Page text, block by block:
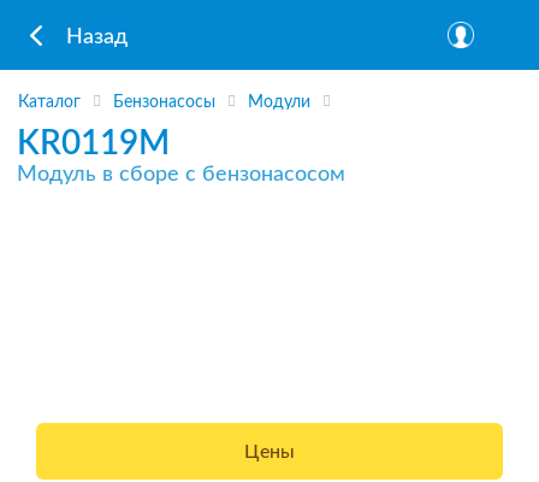
Назад
Каталог Бензонасосы Модули
KR0119M
Модуль в сборе с бензонасосом
Цены